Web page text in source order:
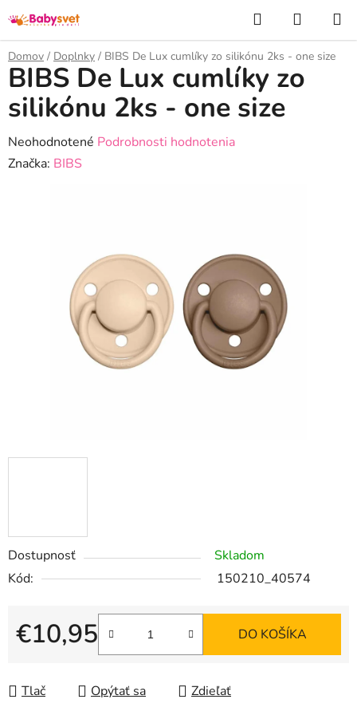
na
obsah
Hľadať
KOŠÍK
Domov / Doplnky / BIBS De Lux cumlíky zo silikónu 2ks - one size
Dostupnosť
Skladom
Kód:
150210_40574
€10,95
Jednotková cena:
DO KOŠÍKA
Tlač Opýtať sa Zdieľať
BIBS De Lux cumlíky zo
silikónu 2ks - one size
Priemerné
hodnotenie
hviezdičiek.
Neohodnotené Podrobnosti hodnotenia
Značka: BIBS